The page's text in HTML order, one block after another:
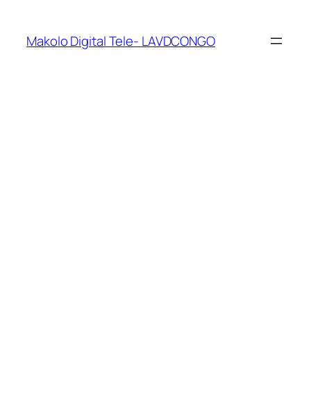
Makolo Digital Tele- LAVDCONGO